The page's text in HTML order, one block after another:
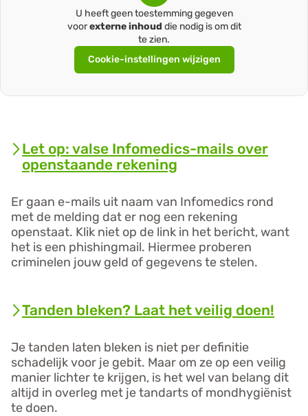
U heeft geen toestemming gegeven
voorexterne inhoud die nodig is om dit
te zien.
Cookie-instellingen wijzigen
Nieuws
Let op: valse Infomedics-mails over
openstaande rekening
Er gaan e-mails uit naam van Infomedics rond
met de melding dat er nog een rekening
openstaat. Klik niet op de link in het bericht, want
het is een phishingmail. Hiermee proberen
criminelen jouw geld of gegevens te stelen.
over
'Let
valse
Infomedics-
mails
over
openstaande
rekening'
Tanden bleken? Laat het veilig doen!
Je tanden laten bleken is niet per definitie
schadelijk voor je gebit. Maar om ze op een veilig
manier lichter te krijgen, is het wel van belang dit
altijd in overleg met je tandarts of mondhygiënist
te doen.